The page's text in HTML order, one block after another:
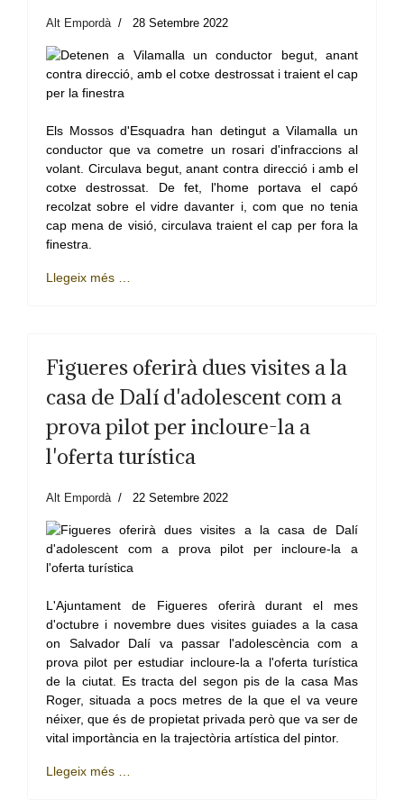
Alt Empordà 28 Setembre 2022
Els Mossos d'Esquadra han detingut a Vilamalla un
conductor que va cometre un rosari d'infraccions al
volant. Circulava begut, anant contra direcció i amb el
cotxe destrossat. De fet, l'home portava el capó
recolzat sobre el vidre davanter i, com que no tenia
cap mena de visió, circulava traient el cap per fora la
finestra.
Llegeix més …
Figueres oferirà dues visites a la
casa de Dalí d'adolescent com a
prova pilot per incloure-la a
l'oferta turística
Alt Empordà 22 Setembre 2022
L'Ajuntament de Figueres oferirà durant el mes
d'octubre i novembre dues visites guiades a la casa
on Salvador Dalí va passar l'adolescència com a
prova pilot per estudiar incloure-la a l'oferta turística
de la ciutat. Es tracta del segon pis de la casa Mas
Roger, situada a pocs metres de la que el va veure
néixer, que és de propietat privada però que va ser de
vital importància en la trajectòria artística del pintor.
Llegeix més …